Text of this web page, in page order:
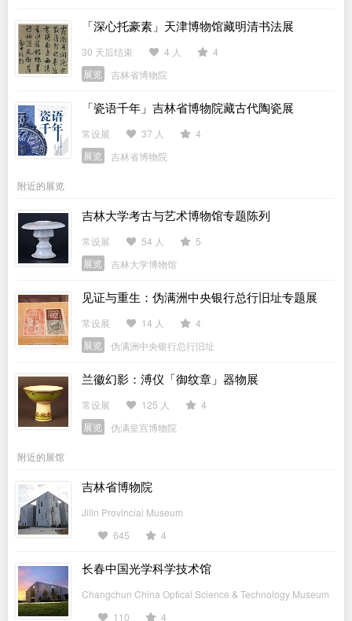
「深心托豪素」天津博物馆藏明清书法展
30 天后结束 4 人
4
展览
吉林省博物院
「瓷语千年」吉林省博物院藏古代陶瓷展
常设展 37 人
4
展览
吉林省博物院
附近的展览
吉林大学考古与艺术博物馆专题陈列
常设展 54 人
5
展览
吉林大学博物馆
见证与重生：伪满洲中央银行总行旧址专题展
常设展 14 人
4
展览
伪满洲中央银行总行旧址
兰徽幻影：溥仪「御纹章」器物展
常设展 125 人
4
展览
伪满皇宫博物院
附近的展馆
吉林省博物院
Jilin Provincial Museum
645
4
长春中国光学科学技术馆
Changchun China Optical Science & Technology Museum
110
4